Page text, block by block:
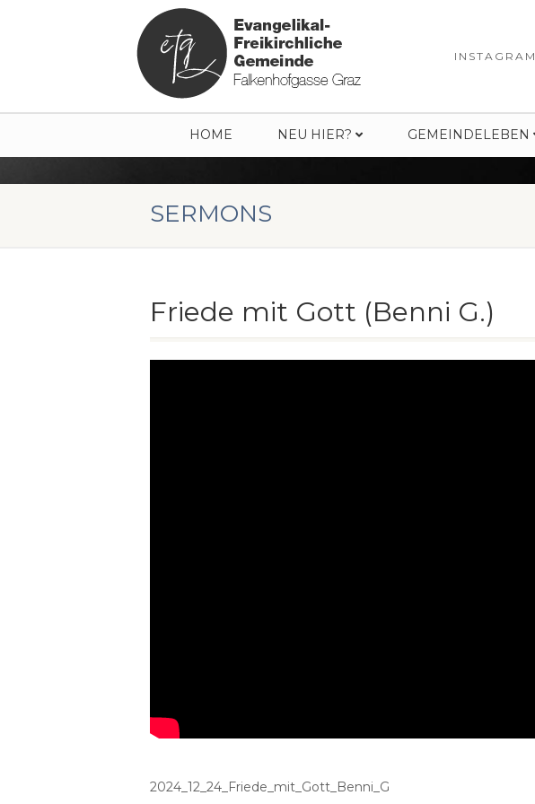
INSTAGRAM
HOME NEU HIER? GEMEINDELEBEN
SERMONS
Friede mit Gott (Benni G.)
2024_12_24_Friede_mit_Gott_Benni_G